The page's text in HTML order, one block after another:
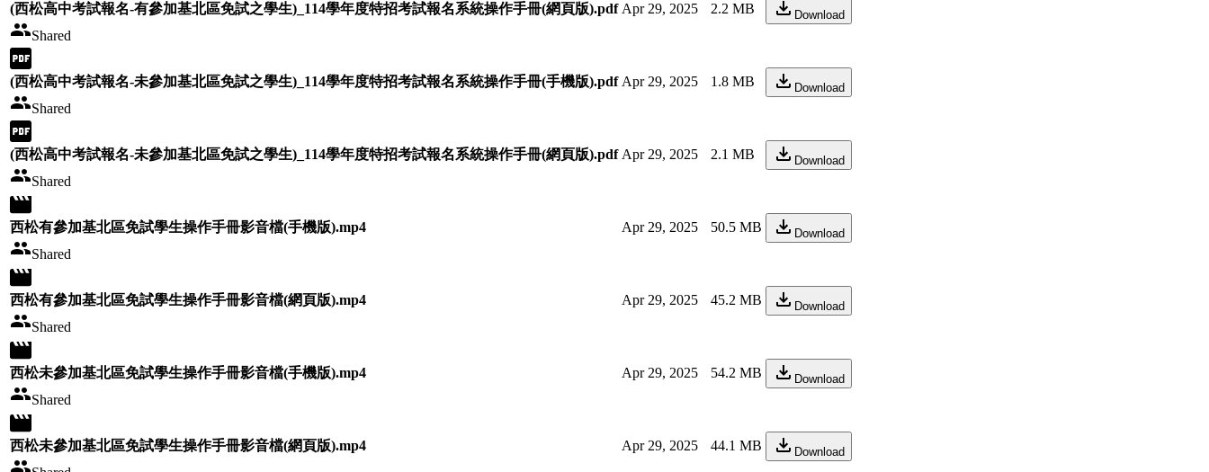
(西松高中考試報名-有參加基北區免試之學生)_114學年度特招考試報名系統操作手冊(網頁版).pdf
Shared
Apr 29, 2025 2.2 MB Download
(西松高中考試報名-未參加基北區免試之學生)_114學年度特招考試報名系統操作手冊(手機版).pdf
Shared
Apr 29, 2025 1.8 MB Download
(西松高中考試報名-未參加基北區免試之學生)_114學年度特招考試報名系統操作手冊(網頁版).pdf
Shared
Apr 29, 2025 2.1 MB Download
西松有參加基北區免試學生操作手冊影音檔(手機版).mp4
Shared
Apr 29, 2025 50.5 MB Download
西松有參加基北區免試學生操作手冊影音檔(網頁版).mp4
Shared
Apr 29, 2025 45.2 MB Download
西松未參加基北區免試學生操作手冊影音檔(手機版).mp4
Shared
Apr 29, 2025 54.2 MB Download
西松未參加基北區免試學生操作手冊影音檔(網頁版).mp4
Apr 29, 2025 44.1 MB Download